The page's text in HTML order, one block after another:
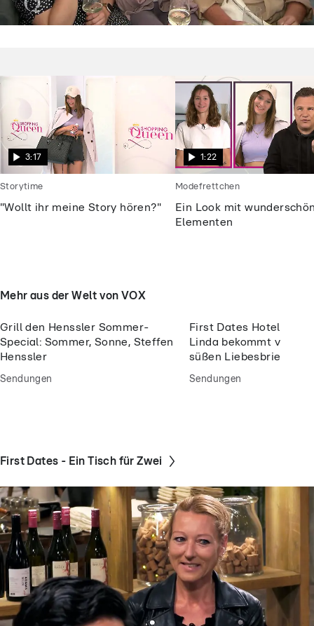
die Kandidatinnen fassungslos
3:17
"Wollt ihr meine Story hören?"
Storytime
1:22
Ein Look mit
Elementen
Modefrettchen
Mehr aus der Welt von VOX
Grill den Henssler Sommer-
Special: Sommer, Sonne, Steffen
Henssler
Sendungen
First Dates Hotel: Wie
Linda bekommt von
süßen Liebesbrief
Sendungen
First Dates - Ein Tisch für Zwei